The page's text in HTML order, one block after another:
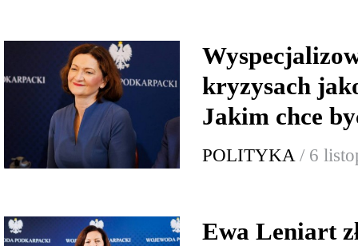
kryzysach
Jakim chce
POLITYKA / 6
Ewa Leniart